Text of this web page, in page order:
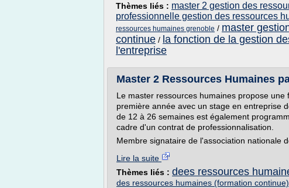
Thèmes liés : master 2 gestion des
professionnelle gestion des ressources
ressources humaines grenoble / master
continue / la fonction de la gestion
l'entreprise
Master 2 Ressources Humaines
Le master ressources humaines propose
première année avec un stage en entreprise
de 12 à 26 semaines est également
cadre d'un contrat de professionnalisation.
Membre signataire de l'association nationale
Lire la suite
Thèmes liés : dees ressources
des ressources humaines (formation continue)